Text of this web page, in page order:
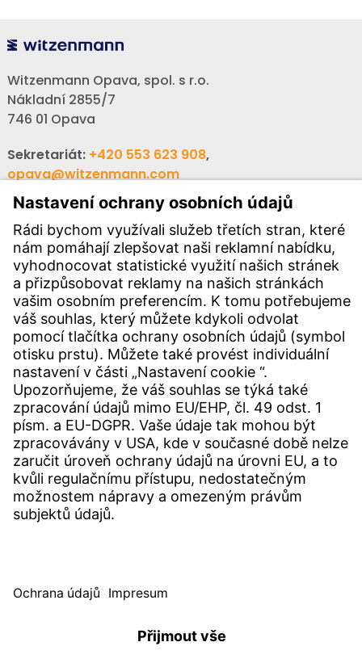
Witzenmann Opava, spol. s r.o.
Nákladní 2855/7
746 01 Opava
Sekretariát: +420 553 623 908,
opava@witzenmann.com
Volná místa:+420 605 990 928
Poptávky:obchod@witzenmann.com
KONTAKTY
Pobočka
Kontakty
SERVICE
Centrum Download
Uživatelský software
Specifikace poptávky
© WITZENMANN Alle Rechte vorbehalten